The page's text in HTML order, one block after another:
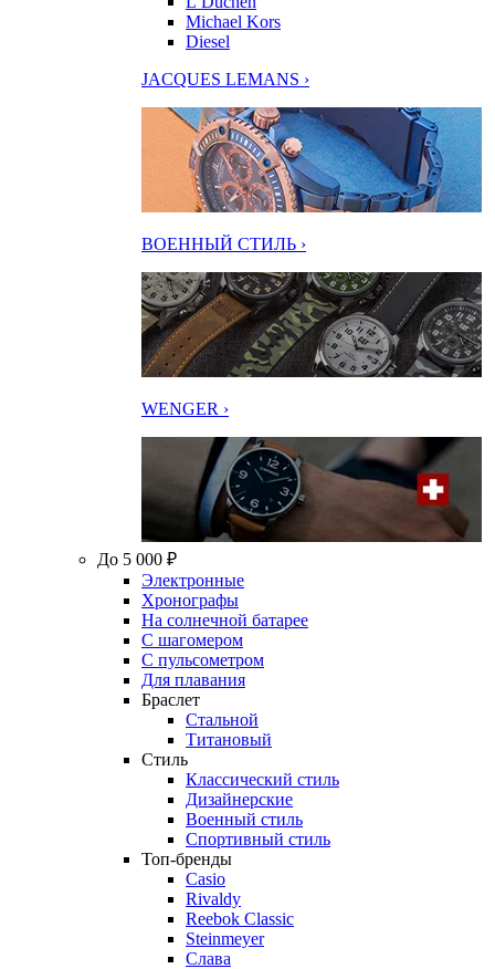
Michael Kors
Diesel
JACQUES LEMANS ›
ВОЕННЫЙ СТИЛЬ ›
WENGER ›
До 5 000 ₽
Электронные
Хронографы
На солнечной батарее
С шагомером
С пульсометром
Для плавания
Браслет
Стальной
Титановый
Стиль
Классический стиль
Дизайнерские
Военный стиль
Спортивный стиль
Топ-бренды
Casio
Rivaldy
Reebok Classic
Steinmeyer
Слава